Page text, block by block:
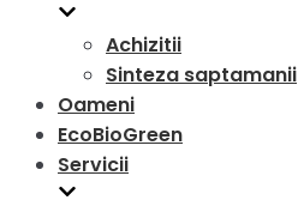
Achizitii
Sinteza saptamanii
Oameni
EcoBioGreen
Servicii